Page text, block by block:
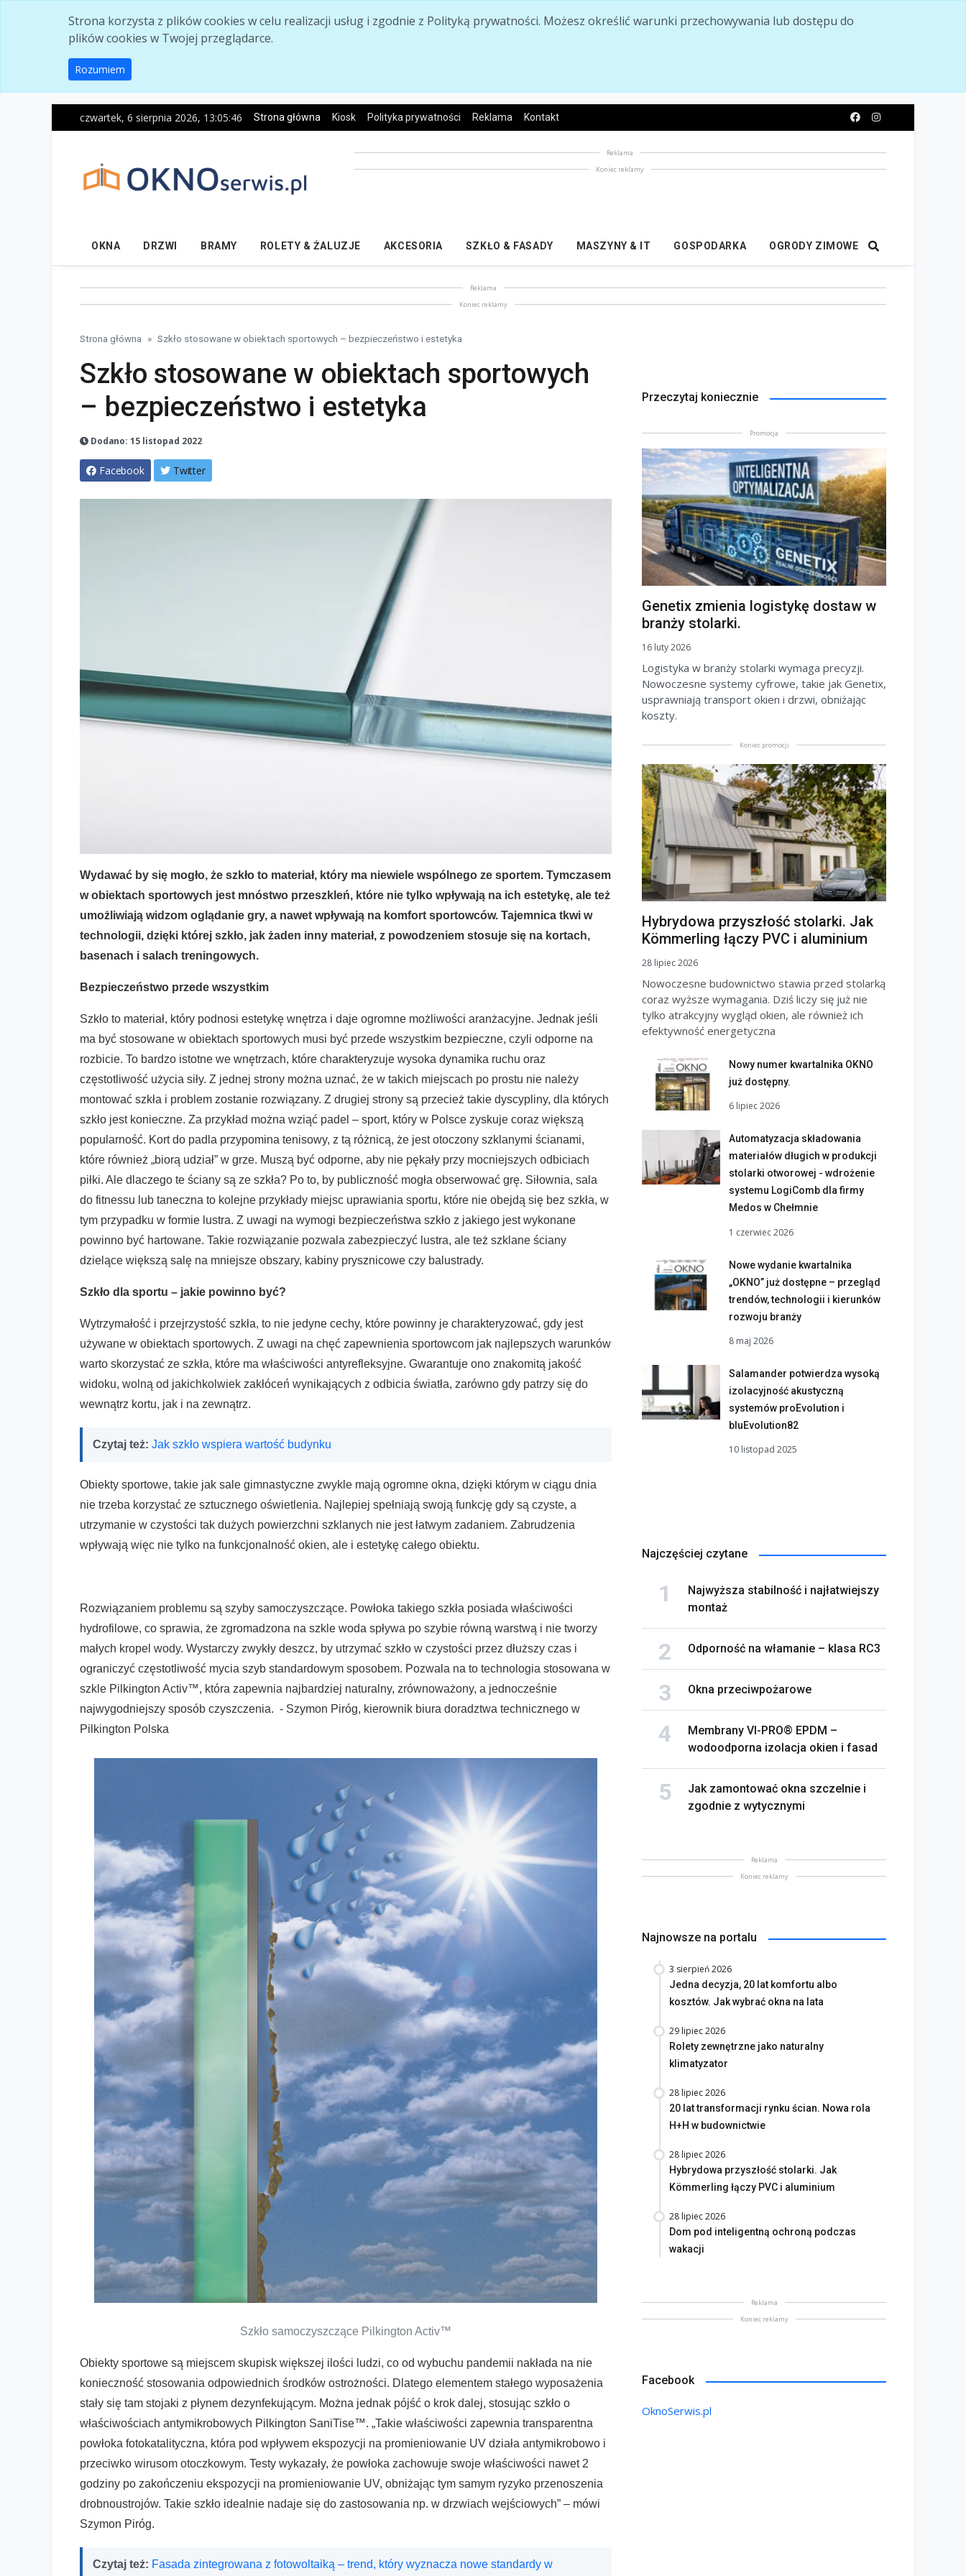
Strona korzysta z plików cookies w celu realizacji usług i zgodnie z Polityką prywatności. Możesz określić warunki przechowywania lub dostępu do
plików cookies w Twojej przeglądarce.
Rozumiem
czwartek, 6 sierpnia 2026, 13:05:47 Strona główna Kiosk Polityka prywatności Reklama Kontakt
Reklama
Koniec reklamy
OKNA DRZWI BRAMY ROLETY & ŻALUZJE AKCESORIA SZKŁO & FASADY MASZYNY & IT GOSPODARKA OGRODY ZIMOWE
Reklama
Koniec reklamy
Strona główna Szkło stosowane w obiektach sportowych – bezpieczeństwo i estetyka
Szkło stosowane w obiektach sportowych
– bezpieczeństwo i estetyka
Dodano: 15 listopad 2022
Facebook Twitter
Wydawać by się mogło, że szkło to materiał, który ma niewiele wspólnego ze sportem. Tymczasem
w obiektach sportowych jest mnóstwo przeszkleń, które nie tylko wpływają na ich estetykę, ale też
umożliwiają widzom oglądanie gry, a nawet wpływają na komfort sportowców. Tajemnica tkwi w
technologii, dzięki której szkło, jak żaden inny materiał, z powodzeniem stosuje się na kortach,
basenach i salach treningowych.
Bezpieczeństwo przede wszystkim
Szkło to materiał, który podnosi estetykę wnętrza i daje ogromne możliwości aranżacyjne. Jednak jeśli
ma być stosowane w obiektach sportowych musi być przede wszystkim bezpieczne, czyli odporne na
rozbicie. To bardzo istotne we wnętrzach, które charakteryzuje wysoka dynamika ruchu oraz
częstotliwość użycia siły. Z jednej strony można uznać, że w takich miejscach po prostu nie należy
montować szkła i problem zostanie rozwiązany. Z drugiej strony są przecież takie dyscypliny, dla których
szkło jest konieczne. Za przykład można wziąć padel – sport, który w Polsce zyskuje coraz większą
popularność. Kort do padla przypomina tenisowy, z tą różnicą, że jest otoczony szklanymi ścianami,
które również „biorą udział” w grze. Muszą być odporne, aby nie pękały przy mocniejszych odbiciach
piłki. Ale dlaczego te ściany są ze szkła? Po to, by publiczność mogła obserwować grę. Siłownia, sala
do fitnessu lub taneczna to kolejne przykłady miejsc uprawiania sportu, które nie obejdą się bez szkła, w
tym przypadku w formie lustra. Z uwagi na wymogi bezpieczeństwa szkło z jakiego jest wykonane
powinno być hartowane. Takie rozwiązanie pozwala zabezpieczyć lustra, ale też szklane ściany
dzielące większą salę na mniejsze obszary, kabiny prysznicowe czy balustrady.
Szkło dla sportu – jakie powinno być?
Wytrzymałość i przejrzystość szkła, to nie jedyne cechy, które powinny je charakteryzować, gdy jest
używane w obiektach sportowych. Z uwagi na chęć zapewnienia sportowcom jak najlepszych warunków
warto skorzystać ze szkła, które ma właściwości antyrefleksyjne. Gwarantuje ono znakomitą jakość
widoku, wolną od jakichkolwiek zakłóceń wynikających z odbicia światła, zarówno gdy patrzy się do
wewnątrz kortu, jak i na zewnątrz.
Czytaj też: Jak szkło wspiera wartość budynku
Obiekty sportowe, takie jak sale gimnastyczne zwykle mają ogromne okna, dzięki którym w ciągu dnia
nie trzeba korzystać ze sztucznego oświetlenia. Najlepiej spełniają swoją funkcję gdy są czyste, a
utrzymanie w czystości tak dużych powierzchni szklanych nie jest łatwym zadaniem. Zabrudzenia
wpływają więc nie tylko na funkcjonalność okien, ale i estetykę całego obiektu.
Rozwiązaniem problemu są szyby samoczyszczące. Powłoka takiego szkła posiada właściwości
hydrofilowe, co sprawia, że zgromadzona na szkle woda spływa po szybie równą warstwą i nie tworzy
małych kropel wody. Wystarczy zwykły deszcz, by utrzymać szkło w czystości przez dłuższy czas i
ograniczyć częstotliwość mycia szyb standardowym sposobem. Pozwala na to technologia stosowana w
szkle Pilkington Activ™, która zapewnia najbardziej naturalny, zrównoważony, a jednocześnie
najwygodniejszy sposób czyszczenia. - Szymon Piróg, kierownik biura doradztwa technicznego w
Pilkington Polska
Szkło samoczyszczące Pilkington Activ™
Obiekty sportowe są miejscem skupisk większej ilości ludzi, co od wybuchu pandemii nakłada na nie
konieczność stosowania odpowiednich środków ostrożności. Dlatego elementem stałego wyposażenia
stały się tam stojaki z płynem dezynfekującym. Można jednak pójść o krok dalej, stosując szkło o
właściwościach antymikrobowych Pilkington SaniTise™. „Takie właściwości zapewnia transparentna
powłoka fotokatalityczna, która pod wpływem ekspozycji na promieniowanie UV działa antymikrobowo i
przeciwko wirusom otoczkowym. Testy wykazały, że powłoka zachowuje swoje właściwości nawet 2
godziny po zakończeniu ekspozycji na promieniowanie UV, obniżając tym samym ryzyko przenoszenia
drobnoustrojów. Takie szkło idealnie nadaje się do zastosowania np. w drzwiach wejściowych” – mówi
Szymon Piróg.
Czytaj też: Fasada zintegrowana z fotowoltaiką – trend, który wyznacza nowe standardy w
Przeczytaj koniecznie
Promocja
Genetix zmienia logistykę dostaw w
branży stolarki.
16 luty 2026
Logistyka w branży stolarki wymaga precyzji.
Nowoczesne systemy cyfrowe, takie jak Genetix,
usprawniają transport okien i drzwi, obniżając
koszty.
Koniec promocji
Hybrydowa przyszłość stolarki. Jak
Kömmerling łączy PVC i aluminium
28 lipiec 2026
Nowoczesne budownictwo stawia przed stolarką
coraz wyższe wymagania. Dziś liczy się już nie
tylko atrakcyjny wygląd okien, ale również ich
efektywność energetyczna
Nowy numer kwartalnika OKNO
już dostępny.
6 lipiec 2026
Automatyzacja składowania
materiałów długich w produkcji
stolarki otworowej - wdrożenie
systemu LogiComb dla firmy
Medos w Chełmnie
1 czerwiec 2026
Nowe wydanie kwartalnika
„OKNO” już dostępne – przegląd
trendów, technologii i kierunków
rozwoju branży
8 maj 2026
Salamander potwierdza wysoką
izolacyjność akustyczną
systemów proEvolution i
bluEvolution82
10 listopad 2025
Najczęściej czytane
Najwyższa stabilność i najłatwiejszy
montaż
Odporność na włamanie – klasa RC3
Okna przeciwpożarowe
Membrany VI-PRO® EPDM –
wodoodporna izolacja okien i fasad
Jak zamontować okna szczelnie i
zgodnie z wytycznymi
Reklama
Koniec reklamy
Najnowsze na portalu
3 sierpień 2026
Jedna decyzja, 20 lat komfortu albo
kosztów. Jak wybrać okna na lata
29 lipiec 2026
Rolety zewnętrzne jako naturalny
klimatyzator
28 lipiec 2026
20 lat transformacji rynku ścian. Nowa rola
H+H w budownictwie
28 lipiec 2026
Hybrydowa przyszłość stolarki. Jak
Kömmerling łączy PVC i aluminium
28 lipiec 2026
Dom pod inteligentną ochroną podczas
wakacji
Reklama
Koniec reklamy
Facebook
OknoSerwis.pl